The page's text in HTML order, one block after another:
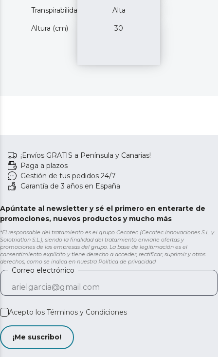
Transpirabilidad Alta
Altura (cm) 30
¡Envíos GRATIS a Península y Canarias!
Paga a plazos
Gestión de tus pedidos 24/7
Garantía de 3 años en España
Apúntate al newsletter y sé el primero en enterarte de
promociones, nuevos productos y mucho más
*El responsable del tratamiento es el grupo Cecotec (Cecotec Innovaciones S.L. y
Solotriatlon S.L.), siendo la finalidad del tratamiento enviarle ofertas y
promociones de las empresas del grupo. La base de legitimación es el
consentimiento explícito y tiene derecho a acceder, rectificar, suprimir y otros
derechos, como se indica en nuestra Política de privacidad
Correo electrónico
Acepto los Términos y Condiciones
¡Me suscribo!